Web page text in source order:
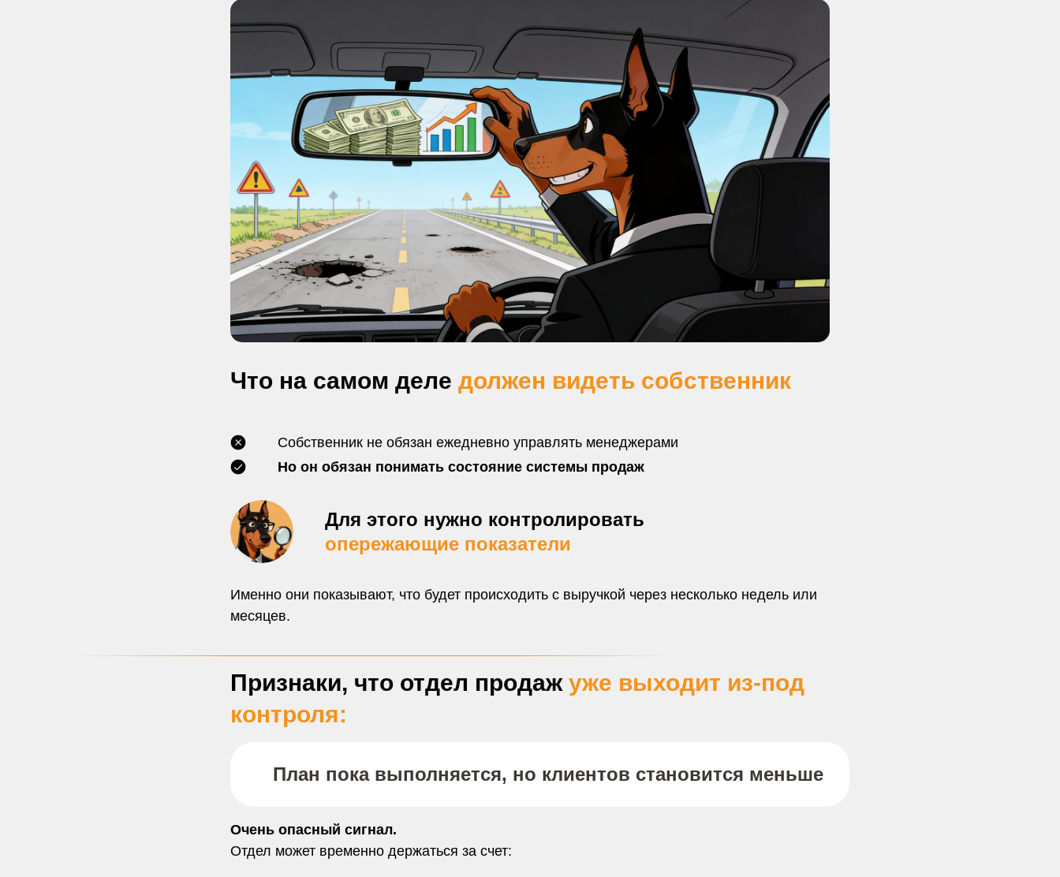
Что на самом деле должен видеть собственник
Собственник не обязан ежедневно управлять менеджерами
Но он обязан понимать состояние системы продаж
Для этого нужно контролировать
опережающие показатели
Именно они показывают, что будет происходить с выручкой через несколько недель или
месяцев.
Признаки, что отдел продажуже выходит из-под
контроля:
План пока выполняется, но клиентов становится меньше
Очень опасный сигнал.
Отдел может временно держаться за счет: